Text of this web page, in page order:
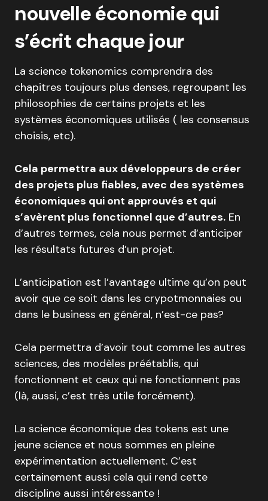
nouvelle économie qui
s’écrit chaque jour
La science tokenomics comprendra des
chapitres toujours plus denses, regroupant les
philosophies de certains projets et les
systèmes économiques utilisés ( les consensus
choisis, etc).
Cela permettra aux développeurs de créer
des projets plus fiables, avec des systèmes
économiques qui ont approuvés et qui
s’avèrent plus fonctionnel que d’autres. En
d’autres termes, cela nous permet d’anticiper
les résultats futures d’un projet.
L’anticipation est l’avantage ultime qu’on peut
avoir que ce soit dans les crypotmonnaies ou
dans le business en général, n’est-ce pas?
Cela permettra d’avoir tout comme les autres
sciences, des modèles préétablis, qui
fonctionnent et ceux qui ne fonctionnent pas
(là, aussi, c’est très utile forcément).
La science économique des tokens est une
jeune science et nous sommes en pleine
expérimentation actuellement. C’est
certainement aussi cela qui rend cette
discipline aussi intéressante !